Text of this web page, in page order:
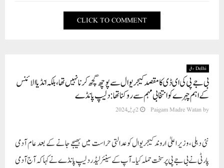
CLICK TO COMMENT
Delhi دہلی
بی جے پی کی ای ڈی کا مقصد کیجریوال سے پوچھ گچھ کرنا نہیں تھا، بلکہ انڈیا الائنس
کے اہم چہرے کو انتخابی مہم سے روکنا تھا: دلیپ پانڈے
by
Paigam Madre Watan 2 اپریل 2024
نئی دہلی، وزیر اعلیٰ اروند کیجریوال کو عدالتی حراست میں بھیجے جانے کے بعد عام آدمی
پارٹی نے بی جے پی پر سخت حملہ کیا۔ آپ کے سینئر لیڈر دلیپ پانڈے نے کہا کہ آج آدمی